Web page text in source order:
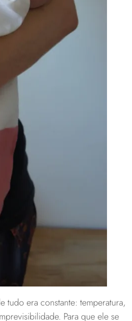
tudo era constante: temperatura,
Para que ele se